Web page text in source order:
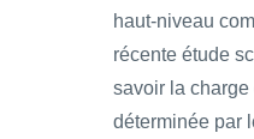
haut-niveau
récente étude
savoir la charge
déterminée par